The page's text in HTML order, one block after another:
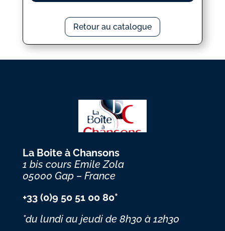
Retour au catalogue
La Boite à Chansons
1 bis cours Emile Zola
05000 Gap – France
+33 (0)9 50 51 00 80*
*du lundi au jeudi de 8h30 à 12h30